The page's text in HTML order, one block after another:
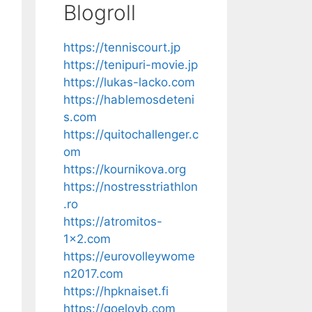
Blogroll
https://tenniscourt.jp
https://tenipuri-movie.jp
https://lukas-lacko.com
https://hablemosdeteni
s.com
https://quitochallenger.c
om
https://kournikova.org
https://nostresstriathlon
.ro
https://atromitos-
1x2.com
https://eurovolleywome
n2017.com
https://hpknaiset.fi
https://goelovb.com